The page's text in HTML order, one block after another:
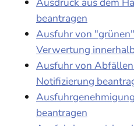
beantragen
Ausfuhr von
Verwertung
Ausfuhr von
Notifizierung
beantragen